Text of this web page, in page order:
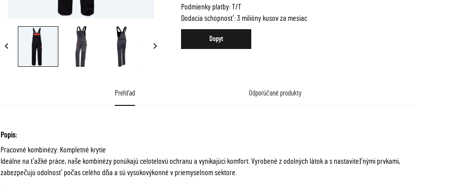
Podmienky platby: T/T
Dodacia schopnosť: 3 milióny kusov za mesiac
Dopyt
Prehľad Odporúčané produkty
Popis:
Pracovné kombinézy: Kompletné krytie
Ideálne na ťažké práce, naše kombinézy ponúkajú celotelovú ochranu a vynikajúci komfort. Vyrobené z odolných látok a s nastaviteľnými prvkami,
zabezpečujú odolnosť počas celého dňa a sú vysokovýkonné v priemyselnom sektore.